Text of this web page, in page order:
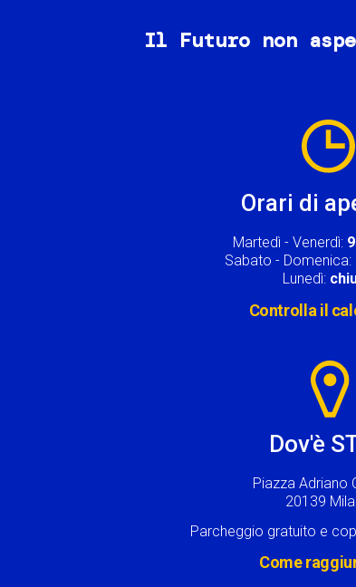
Il Futuro non
Orari di
Martedì - Venerdì:
Sabato - Domenica:
Lunedì:
Controlla il
Dov'è
Piazza Adriano
20139
Parcheggio gratuito e
Come